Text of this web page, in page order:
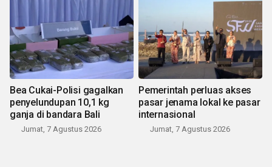
Bea Cukai-Polisi gagalkan
penyelundupan 10,1 kg
ganja di bandara Bali
Jumat, 7 Agustus 2026
Pemerintah perluas akses
pasar jenama lokal ke pasar
internasional
Jumat, 7 Agustus 2026